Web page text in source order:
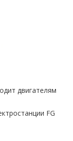
двигателям
FG